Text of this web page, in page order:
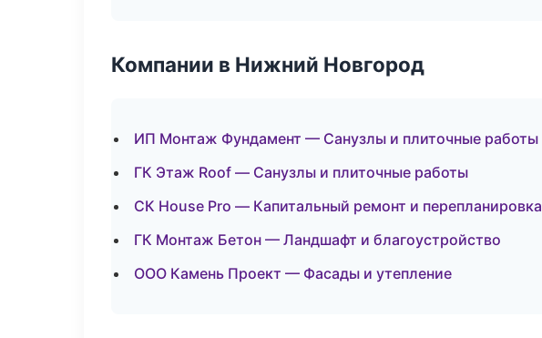
Компании в Нижний Новгород
ИП Монтаж Фундамент — Санузлы и плиточные работы
ГК Этаж Roof — Санузлы и плиточные работы
СК House Pro — Капитальный ремонт и перепланировка
ГК Монтаж Бетон — Ландшафт и благоустройство
ООО Камень Проект — Фасады и утепление